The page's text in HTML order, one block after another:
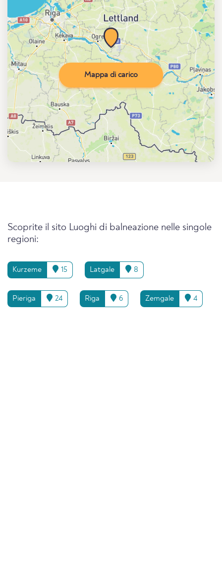
Mappa di carico
Scoprite il sito Luoghi di balneazione nelle singole
regioni:
Kurzeme 15 Latgale 8
Pieriga 24 Riga 6 Zemgale 4